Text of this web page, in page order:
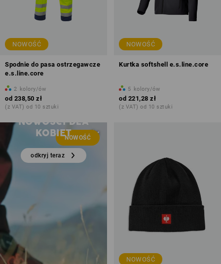
NOWOŚĆ
Spodnie do pasa ostrzegawcze
e.s.line.core
2 kolory/ów
od 238,50 zł
(z VAT) od 10 sztuki
NOWOŚĆ
Kurtka softshell e.s.line.core
5 kolory/ów
od 221,28 zł
(z VAT) od 10 sztuki
NOWOŚĆ
NOWOŚCI DLA
KOBIET
odkryj teraz
NOWOŚĆ